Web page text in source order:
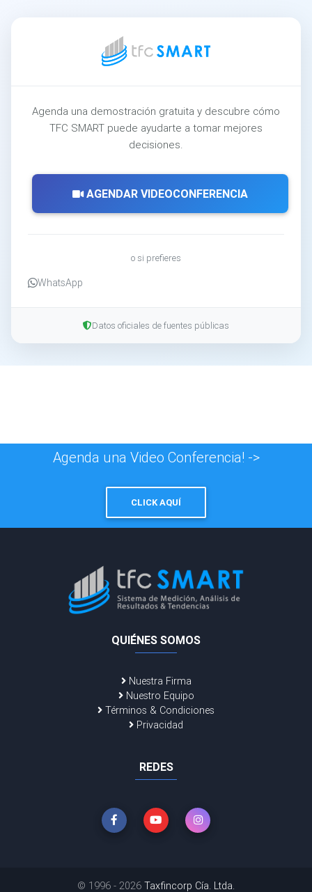
Agenda una demostración gratuita y descubre cómo
TFC SMART puede ayudarte a tomar mejores
decisiones.
AGENDAR VIDEOCONFERENCIA
o si prefieres
WhatsApp
Datos oficiales de fuentes públicas
Agenda una Video Conferencia! ->
CLICK AQUÍ
QUIÉNES SOMOS
Nuestra Firma
Nuestro Equipo
Términos & Condiciones
Privacidad
REDES
© 1996 - 2026 Taxfincorp Cía. Ltda.